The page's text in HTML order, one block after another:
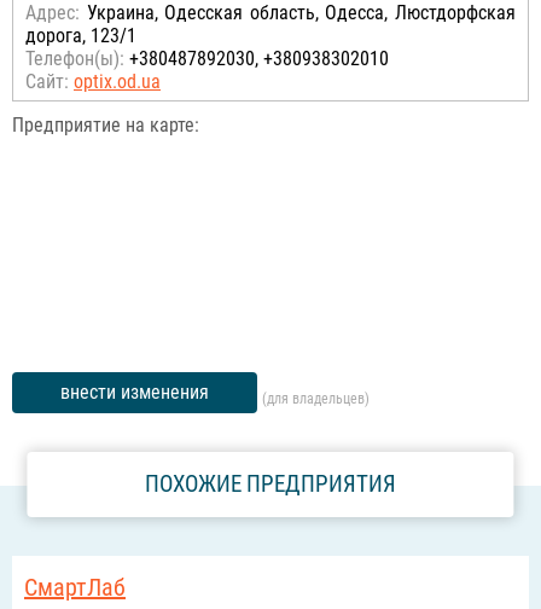
Адрес: Украина, Одесская область, Одесса, Люстдорфская
дорога, 123/1
Телефон(ы): +380487892030, +380938302010
Сайт: optix.od.ua
Предприятие на карте:
внести изменения (для владельцев)
ПОХОЖИЕ ПРЕДПРИЯТИЯ
СмартЛаб